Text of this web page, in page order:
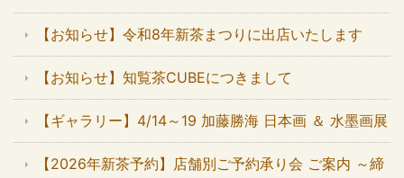
【お知らせ】令和8年新茶まつりに出店いたします
【お知らせ】知覧茶CUBEにつきまして
【ギャラリー】4/14～19 加藤勝海 日本画 ＆ 水墨画展
【2026年新茶予約】店舗別ご予約承り会 ご案内 ～締